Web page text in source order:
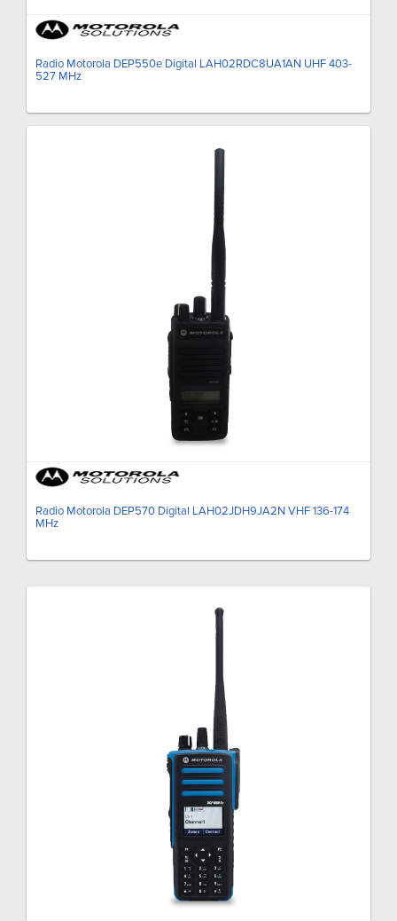
Radio Motorola DEP550e Digital LAH02RDC8UA1AN UHF 403-
527 MHz
Radio Motorola DEP570 Digital LAH02JDH9JA2N VHF 136-174
MHz